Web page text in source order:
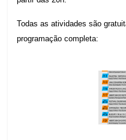
Todas as atividades são
programação completa: